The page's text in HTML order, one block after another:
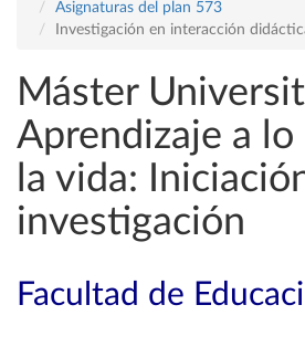
Asignaturas del plan 573
Investigación en interacción
Máster
Aprendizaje a lo
la vida:
investigación
Facultad de